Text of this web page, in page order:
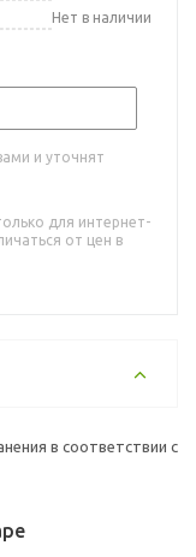
Нет в наличии
и уточнят
для интернет-
от цен в
в соответствии с